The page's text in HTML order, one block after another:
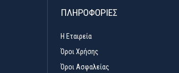
ΠΛΗΡΟΦΟΡΙΕΣ
Η Εταιρεία
Όροι Χρήσης
Όροι Ασφαλείας